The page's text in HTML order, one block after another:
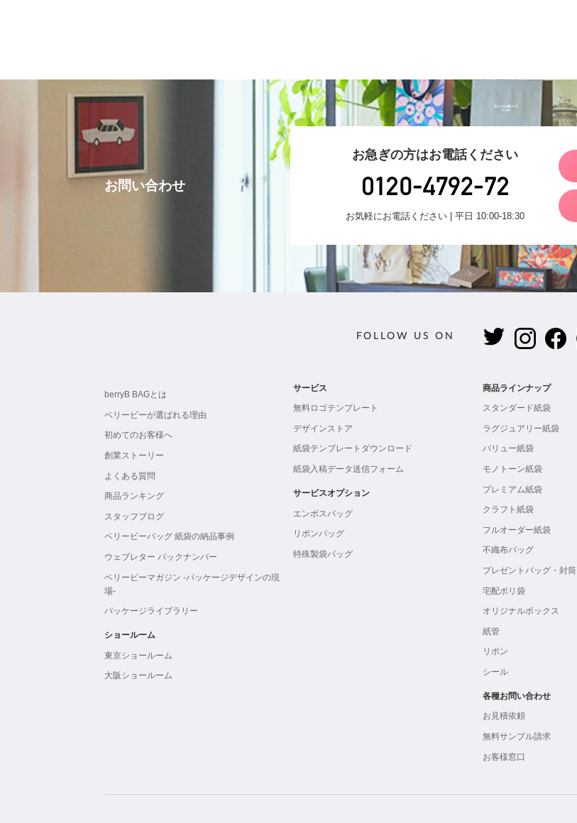
お問い合わせ
お急ぎの方はお電話ください
お気軽にお電話ください | 平日 10:00-18:30
FOLLOW US ON
berryB BAGとは
ベリービーが選ばれる理由
初めてのお客様へ
創業ストーリー
よくある質問
商品ランキング
スタッフブログ
ベリービーバッグ 紙袋の納品事例
ウェブレター バックナンバー
ベリービーマガジン -パッケージデザインの現
場-
パッケージライブラリー
ショールーム
東京ショールーム
大阪ショールーム
サービス
無料ロゴテンプレート
デザインストア
紙袋テンプレートダウンロード
紙袋入稿データ送信フォーム
サービスオプション
エンボスバッグ
リボンバッグ
特殊製袋バッグ
商品ラインナップ
スタンダード紙袋
ラグジュアリー紙袋
バリュー紙袋
モノトーン紙袋
プレミアム紙袋
クラフト紙袋
フルオーダー紙袋
不織布バッグ
プレゼントバッグ・封筒
宅配ポリ袋
オリジナルボックス
紙管
リボン
シール
各種お問い合わせ
お見積依頼
無料サンプル請求
お客様窓口